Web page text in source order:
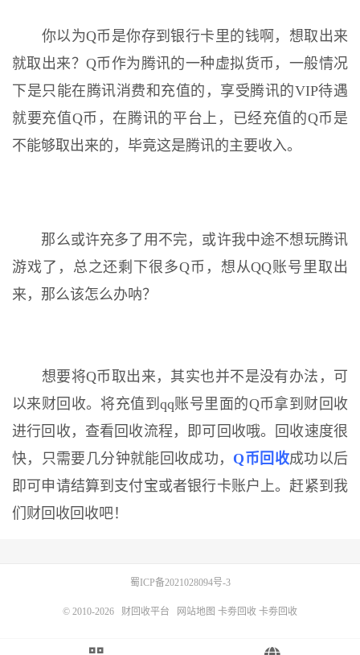
你以为Q币是你存到银行卡里的钱啊，想取出来
就取出来？Q币作为腾讯的一种虚拟货币，一般情况
下是只能在腾讯消费和充值的，享受腾讯的VIP待遇
就要充值Q币，在腾讯的平台上，已经充值的Q币是
不能够取出来的，毕竟这是腾讯的主要收入。
那么或许充多了用不完，或许我中途不想玩腾讯
游戏了，总之还剩下很多Q币，想从QQ账号里取出
来，那么该怎么办呐？
想要将Q币取出来，其实也并不是没有办法，可
以来财回收。将充值到qq账号里面的Q币拿到财回收
进行回收，查看回收流程，即可回收哦。回收速度很
快，只需要几分钟就能回收成功， Q币回收成功以后
即可申请结算到支付宝或者银行卡账户上。赶紧到我
们财回收回收吧！
蜀ICP备2021028094号-3
© 2010-2026 财回收平台 网站地图 卡劵回收 卡劵回收